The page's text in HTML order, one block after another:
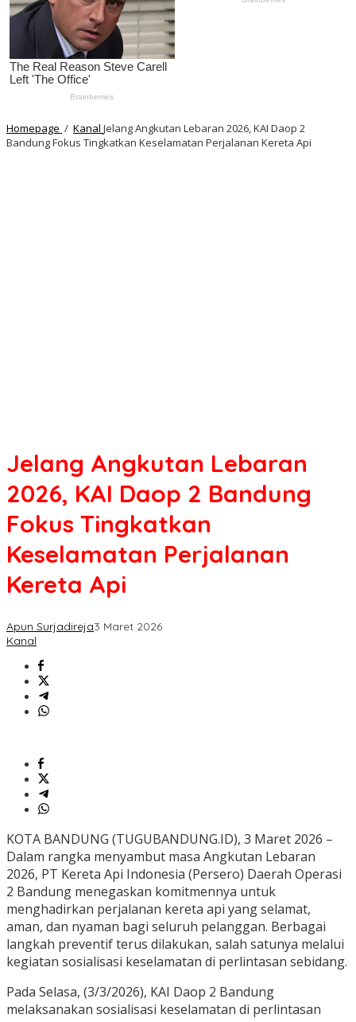
Homepage / Kanal Jelang Angkutan Lebaran 2026, KAI Daop 2
Bandung Fokus Tingkatkan Keselamatan Perjalanan Kereta Api
Jelang Angkutan Lebaran
2026, KAI Daop 2 Bandung
Fokus Tingkatkan
Keselamatan Perjalanan
Kereta Api
Apun Surjadireja3 Maret 2026
Kanal
KOTA BANDUNG (TUGUBANDUNG.ID), 3 Maret 2026 –
Dalam rangka menyambut masa Angkutan Lebaran
2026, PT Kereta Api Indonesia (Persero) Daerah Operasi
2 Bandung menegaskan komitmennya untuk
menghadirkan perjalanan kereta api yang selamat,
aman, dan nyaman bagi seluruh pelanggan. Berbagai
langkah preventif terus dilakukan, salah satunya melalui
kegiatan sosialisasi keselamatan di perlintasan sebidang.
Pada Selasa, (3/3/2026), KAI Daop 2 Bandung
melaksanakan sosialisasi keselamatan di perlintasan